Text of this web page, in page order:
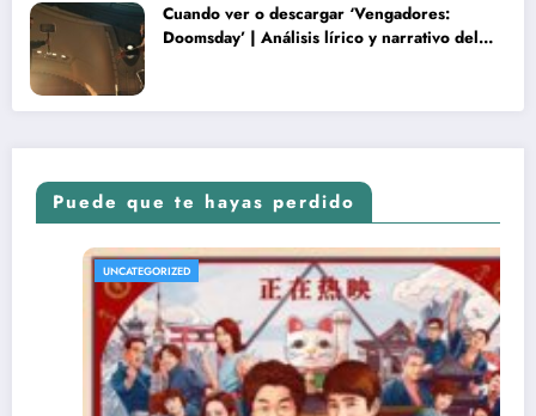
Cuando ver o descargar ‘Vengadores:
Doomsday’ | Análisis lírico y narrativo del
Puede que te hayas perdido
UNCATEGORIZED